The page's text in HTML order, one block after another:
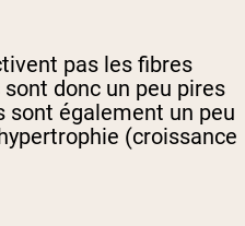
pas les fibres
donc un peu pires
sont également un peu
(croissance